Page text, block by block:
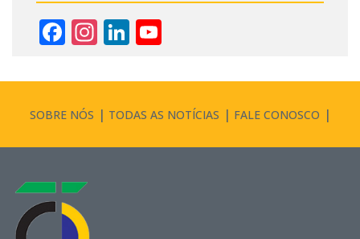
Facebook
Instagram
LinkedIn
SOBRE NÓS TODAS AS NOTÍCIAS FALE CONOSCO